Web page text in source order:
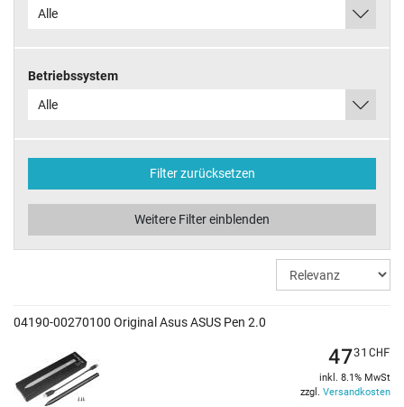
Alle
Betriebssystem
Alle
Filter zurücksetzen
Weitere Filter einblenden
04190-00270100 Original Asus ASUS Pen 2.0
4731 CHF
inkl. 8.1% MwSt
zzgl. Versandkosten